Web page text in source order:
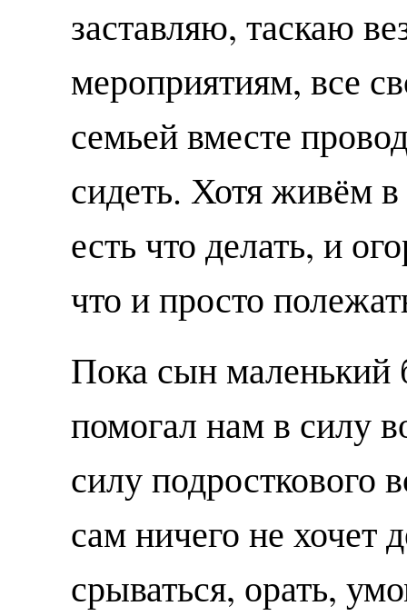
заставляю, таскаю
мероприятиям, все
семьей вместе
сидеть. Хотя живём
есть что делать, и
что и просто
Пока сын маленький
помогал нам в силу
силу подросткового
сам ничего не хочет
срываться, орать,